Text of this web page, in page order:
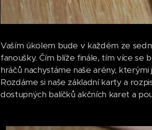
Vaším úkolem bude v každém ze
fanoušky. Čím blíže finále, tím více se
hráčů nachystáme naše arény,
Rozdáme si naše základní karty a
dostupných balíčků akčních karet a